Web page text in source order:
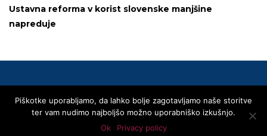
Ustavna reforma v korist slovenske manjšine
napreduje
© 2020 SLOVENSKA SKUPNOST
Kontakti Transparentnost – Area Trasparenza
Piškotke uporabljamo, da lahko bolje zagotavljamo naše storitve
ter vam nudimo najboljšo možno uporabniško izkušnjo.
Ok
Privacy policy